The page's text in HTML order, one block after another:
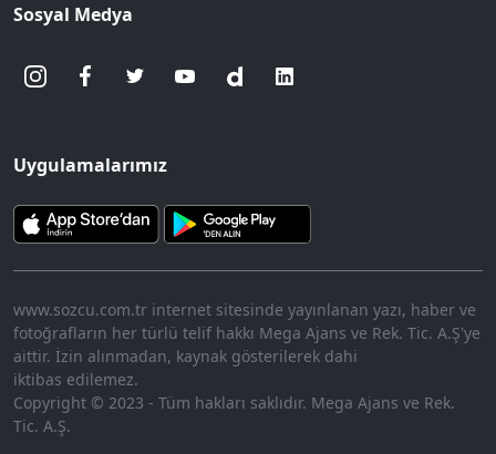
Sosyal Medya
Uygulamalarımız
www.sozcu.com.tr internet sitesinde yayınlanan yazı, haber ve
fotoğrafların her türlü telif hakkı Mega Ajans ve Rek. Tic. A.Ş'ye
aittir. İzin alınmadan, kaynak gösterilerek dahi
iktibas edilemez.
Copyright © 2023 - Tüm hakları saklıdır. Mega Ajans ve Rek.
Tic. A.Ş.